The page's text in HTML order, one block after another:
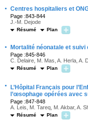
· Centres hospitaliers et
Page :843-844
J.-M. Dejode
Résumé Plan
· Mortalité néonatale et
Page :845-846
C. Delaire, M. Mas, A. Herla, A.
Résumé Plan
·
L’Hôpital Français pour
l’œsophage opérées avec
Page :847-848
A. Leis, M. Tareq, M. Akbar, A.
Résumé Plan